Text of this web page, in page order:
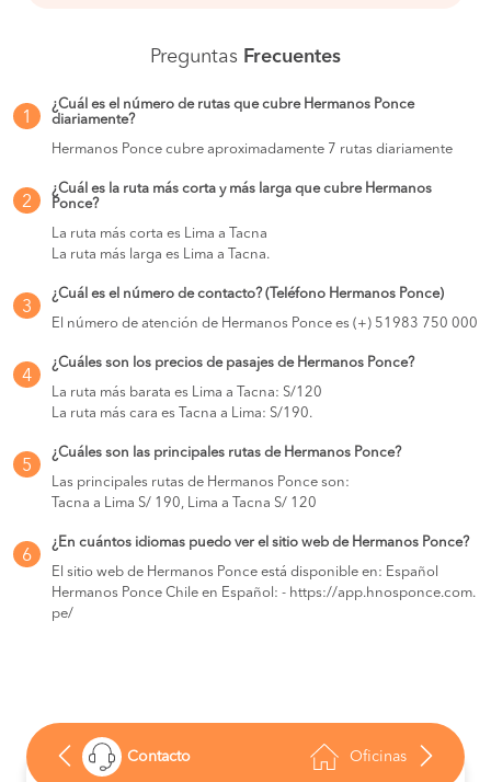
Preguntas Frecuentes
1
¿Cuál es el número de rutas que cubre Hermanos Ponce
diariamente?
Hermanos Ponce cubre aproximadamente 7 rutas diariamente
2
¿Cuál es la ruta más corta y más larga que cubre Hermanos
Ponce?
La ruta más corta es Lima a Tacna
La ruta más larga es Lima a Tacna.
3
¿Cuál es el número de contacto? (Teléfono Hermanos Ponce)
El número de atención de Hermanos Ponce es (+) 51983 750 000
4
¿Cuáles son los precios de pasajes de Hermanos Ponce?
La ruta más barata es Lima a Tacna: S/120
La ruta más cara es Tacna a Lima: S/190.
5
¿Cuáles son las principales rutas de Hermanos Ponce?
Las principales rutas de Hermanos Ponce son:
Tacna a Lima S/ 190, Lima a Tacna S/ 120
6
¿En cuántos idiomas puedo ver el sitio web de Hermanos Ponce?
El sitio web de Hermanos Ponce está disponible en: Español
Hermanos Ponce Chile en Español: - https://app.hnosponce.com.
pe/
Contacto Oficinas